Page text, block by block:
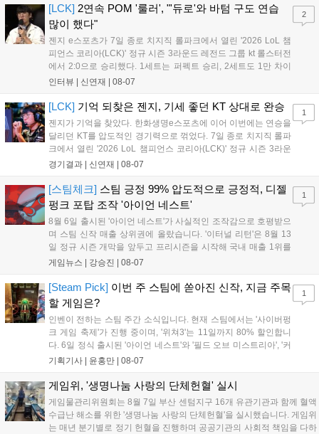
이’ 출시가 예정돼 있으며, 2027년에는 ‘Ragnarok 3’ 등 대작을 글로벌
출시할 계획이다. 그라비티는 조인트벤처 설립과 라그나로크 에코 시스
템 구축을 통해 신성장 동력을 확보할 방침이다....
[LCK] 2연속 POM '룰러', "'듀로'와 바텀 구도 연습
많이 했다"
젠지 e스포츠가 7일 종로 치지직 롤파크에서 열린 '2026 LoL 챔
피언스 코리아(LCK)' 정규 시즌 3라운드 레전드 그룹 kt 롤스터전
에서 2:0으로 승리했다. 1세트는 퍼펙트 승리, 2세트도 1만 차이
를 벌리며 25분 만에 승리하면서 말 그대로 압도적인 경기력을 선
하며 POM에 선정됐...
인터뷰 | 신연재 | 08-07
2
[LCK] 기억 되찾은 젠지, 기세 좋던 KT 상대로 완승
젠지가 기억을 찾았다. 한화생명e스포츠에 이어 이번에는 연승을
달리던 KT를 압도적인 경기력으로 꺾었다. 7일 종로 치지직 롤파
크에서 열린 '2026 LoL 챔피언스 코리아(LCK)' 정규 시즌 3라운
드 레전드 그룹, kt 롤스터와 젠지 e스포츠의 대결에서 젠지가 압
기억을 되찾기라도 한 듯 1,...
경기결과 | 신연재 | 08-07
1
[스팀체크] 스팀 긍정 99% 압도적으로 긍정적, 디젤
펑크 포탑 조작 '아이언 네스트'
8월 6일 출시된 '아이언 네스트'가 사실적인 조작감으로 호평받으
며 스팀 신작 매출 상위권에 올랐습니다. '이터널 리턴'은 8월 13
일 정규 시즌 개막을 앞두고 프리시즌을 시작해 국내 매출 1위를
기록했습니다. 25주년을 맞은 '고스트 리콘' 시리즈는 8월 6일 쇼
'마블 투혼: 파이팅 소울즈'와 레트로 수리 시뮬레이션 '리스토
리'도 스팀에 정식 출시되었습니다....
게임뉴스 | 강승진 | 08-07
1
[Steam Pick] 이번 주 스팀에 쏟아진 신작, 지금 주목
할 게임은?
인벤이 전하는 스팀 주간 소식입니다. 현재 스팀에서는 '사이버펑
크 게임 축제'가 진행 중이며, '위쳐3'는 11일까지 80% 할인합니
다. 6일 정식 출시된 '아이언 네스트'와 '필드 오브 미스트리아', '커
세어 코브'가 호평받고 있습니다. 한편, 7일 출시된 '마블 투혼'은
다. 유비소프트의 '고스트리콘: 와일드랜드'는 7년 만의 대규모 업
기획기사 | 윤홍만 | 08-07
1
게임위, '생명나눔 사랑의 단체헌혈' 실시
게임물관리위원회는 8월 7일 부산 센텀지구 16개 유관기관과 함께 혈액
수급난 해소를 위한 '생명나눔 사랑의 단체헌혈'을 실시했습니다. 게임위
는 매년 분기별로 정기 헌혈을 진행하며 공공기관의 사회적 책임을 다하